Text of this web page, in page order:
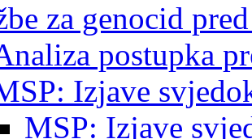
za genocid
postupka
Izjave
MSP: Izjave